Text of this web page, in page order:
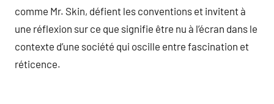
comme Mr. Skin, défient les conventions et invitent à
une réflexion sur ce que signifie être nu à l’écran dans le
contexte d’une société qui oscille entre fascination et
réticence.